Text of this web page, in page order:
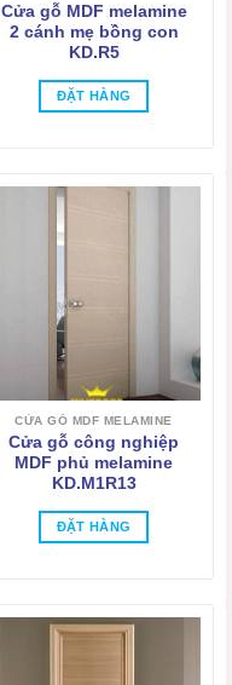
Cửa gỗ MDF melamine
2 cánh mẹ bồng con
KD.R5
ĐẶT HÀNG
CỬA GỖ MDF MELAMINE
Cửa gỗ công nghiệp
MDF phủ melamine
KD.M1R13
ĐẶT HÀNG